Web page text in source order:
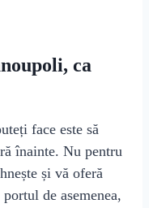
ca
face este să
înainte. Nu pentru
și vă oferă
de asemenea,